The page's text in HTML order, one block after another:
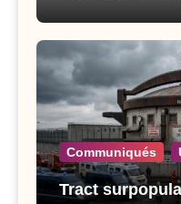
Communiqués
Tract